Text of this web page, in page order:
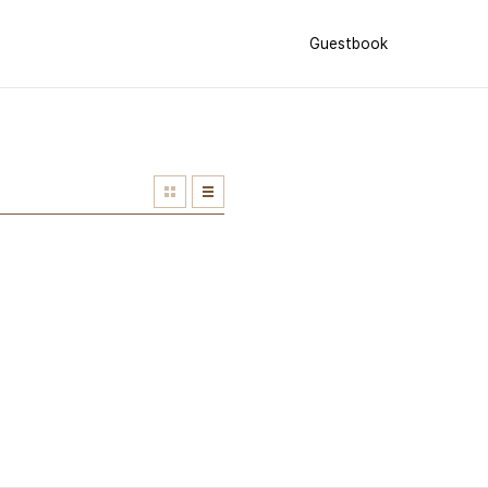
Guestbook